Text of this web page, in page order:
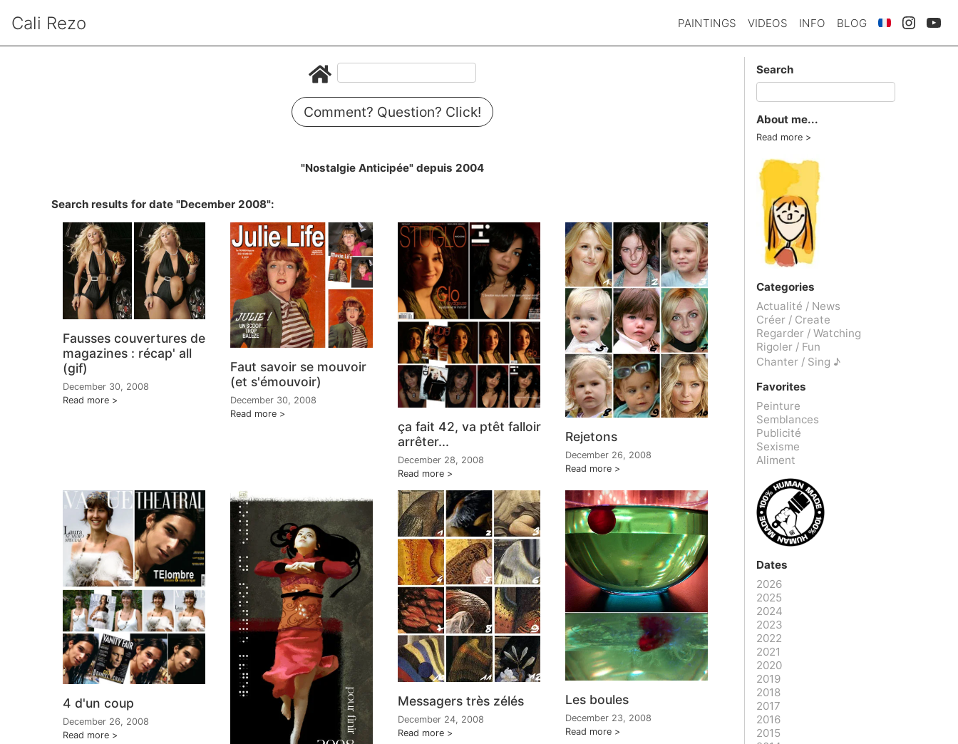
Cali Rezo PAINTINGS VIDEOS INFO BLOG
Comment? Question? Click!
"Nostalgie Anticipée" depuis 2004
Search results for date "December 2008":
Fausses couvertures de
magazines : récap' all
(gif)
December 30, 2008
Read more
Faut savoir se mouvoir
(et s'émouvoir)
December 30, 2008
Read more
ça fait 42, va ptêt falloir
arrêter...
December 28, 2008
Read more
Rejetons
December 26, 2008
Read more
4 d'un coup
December 26, 2008
Read more
Messagers très zélés
December 24, 2008
Read more
Les boules
December 23, 2008
Read more
Search
About me...
Read more
Categories
Actualité / News
Créer / Create
Regarder / Watching
Rigoler / Fun
Chanter / Sing ♪
Favorites
Peinture
Semblances
Publicité
Sexisme
Aliment
Dates
2026
2025
2024
2023
2022
2021
2020
2019
2018
2017
2016
2015